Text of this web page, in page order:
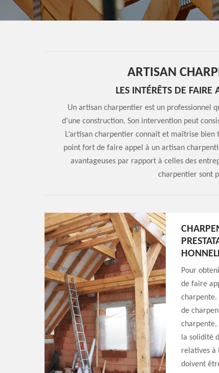
ARTISAN
LES INTÉRÊTS DE
Un artisan charpentier est un professionnel
d’une construction. Son intervention peut
L’artisan charpentier connaît et maîtrise
point fort de faire appel à un artisan
avantageuses par rapport à celles des
charpentier sont
Pour
de faire
charpente.
de
la solidité
relatives à
doivent